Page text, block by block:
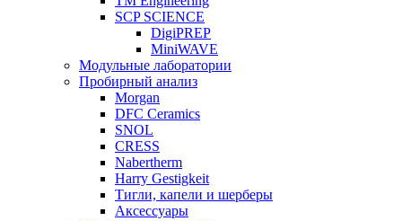
SCP SCIENCE
DigiPREP
MiniWAVE
Модульные лаборатории
Пробирный анализ
Morgan
DFC Ceramics
SNOL
CRESS
Nabertherm
Harry Gestigkeit
Тигли, капели и шерберы
Аксессуары